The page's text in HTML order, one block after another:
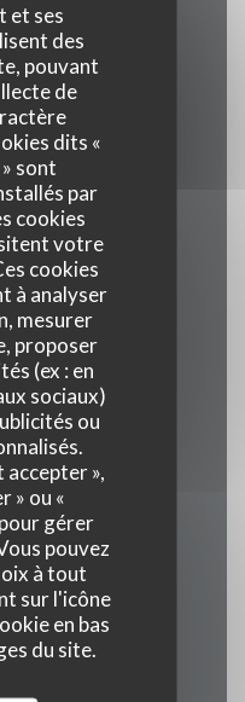
et ses
des
pouvant
de
dits «
sont
par
cookies
votre
cookies
à analyser
mesurer
proposer
(ex : en
sociaux)
ou
»,
» ou «
gérer
pouvez
à tout
sur l'icône
en bas
du site.
frais, Terroir
Service voiturier,
mobilité réduite
American Express